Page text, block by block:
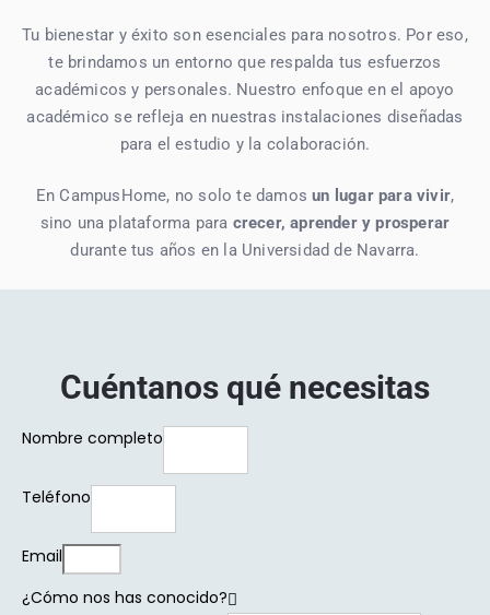
Tu bienestar y éxito son esenciales para nosotros. Por eso,
te brindamos un entorno que respalda tus esfuerzos
académicos y personales. Nuestro enfoque en el apoyo
académico se refleja en nuestras instalaciones diseñadas
para el estudio y la colaboración.
En CampusHome, no solo te damosun lugar para vivir,
sino una plataforma para crecer, aprender y prosperar
durante tus años en la Universidad de Navarra.
Cuéntanos qué necesitas​
Nombre completo
Teléfono
Email
¿Cómo nos has conocido?